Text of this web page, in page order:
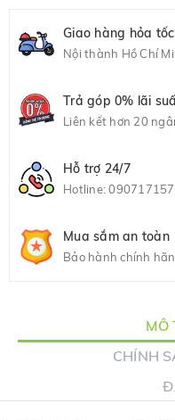
Giao hàng hỏa tốc
Nội thành Hồ Chí
Trả góp 0% lãi
Liên kết hơn 20
Hỗ trợ 24/7
Hotline:
Mua sắm an toàn
Bảo hành chính
MÔ
CHÍNH